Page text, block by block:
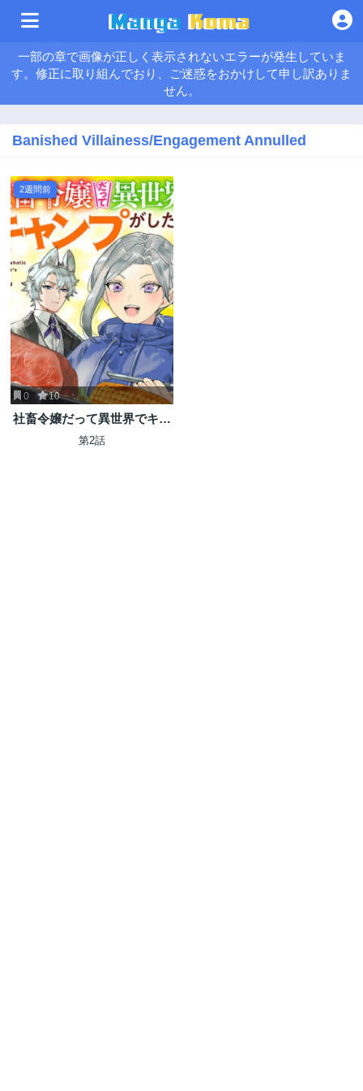
一部の章で画像が正しく表示されないエラーが発生していま
す。修正に取り組んでおり、ご迷惑をおかけして申し訳ありま
せん。
Banished Villainess/Engagement Annulled
2週間前
0 10
社畜令嬢だって異世界でキャ
ンプがしたい!馬鹿王子を婚約
第2話